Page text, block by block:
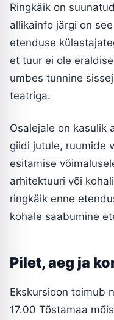
Ringkäik on
allikainfo järgi on
etenduse
et tuur ei ole
umbes tunnine
teatriga.
Osalejale on kasulik
giidi jutule, ruumide
esitamise
arhitektuuri või
ringkäik enne
kohale saabumine
Pilet, aeg ja
Ekskursioon toimub
17.00 Tõstamaa